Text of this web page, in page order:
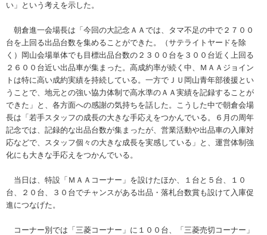
い」という考えを示した。
朝倉進一会場長は「今回の大記念ＡＡでは、タマ不足の中で２７００
台を上回る出品台数を集めることができた。（サテライトヤードを除
く）岡山会場単体でも目標出品台数の２３００台を３００台近く上回る
２６００台近い出品車が集まった。高成約率が続く中、ＭＡＡジョイン
トは特に高い成約実績を持続している。一方でＪＵ岡山青年部後援とい
うことで、地元との強い協力体制で高水準のＡＡ実績を記録することが
できた」と、各方面への感謝の気持ちを話した。こうした中で朝倉会場
長は「若手スタッフの成長の大きな手応えをつかんでいる。６月の周年
記念では、記録的な出品台数が集まったが、営業活動や出品車の入庫対
応などで、スタッフ個々の大きな成長を実感している」と、運営体制強
化にも大きな手応えをつかんでいる。
当日は、特設「ＭＡＡコーナー」を設けたほか、１台と５台、１０
台、２０台、３０台でチャンスがある出品・落札台数賞も設けて入庫促
進につなげた。
コーナー別では「三菱コーナー」に１００台、「三菱売切コーナー」